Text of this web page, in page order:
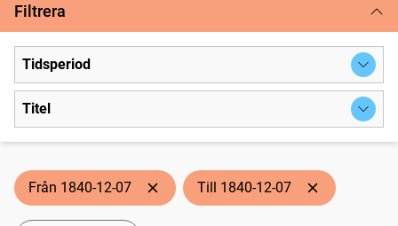
Filtrera
Tidsperiod
Titel
Från 1840-12-07 Till 1840-12-07